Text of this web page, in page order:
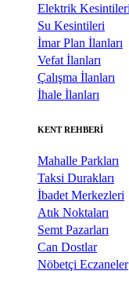
Elektrik Kesintileri
Su Kesintileri
İmar Plan İlanları
Vefat İlanları
Çalışma İlanları
İhale İlanları
KENT REHBERİ
Mahalle Parkları
Taksi Durakları
İbadet Merkezleri
Atık Noktaları
Semt Pazarları
Can Dostlar
Nöbetçi Eczaneler